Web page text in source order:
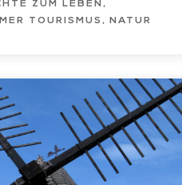
ZUM LEBEN
TOURISMUS
NATUR